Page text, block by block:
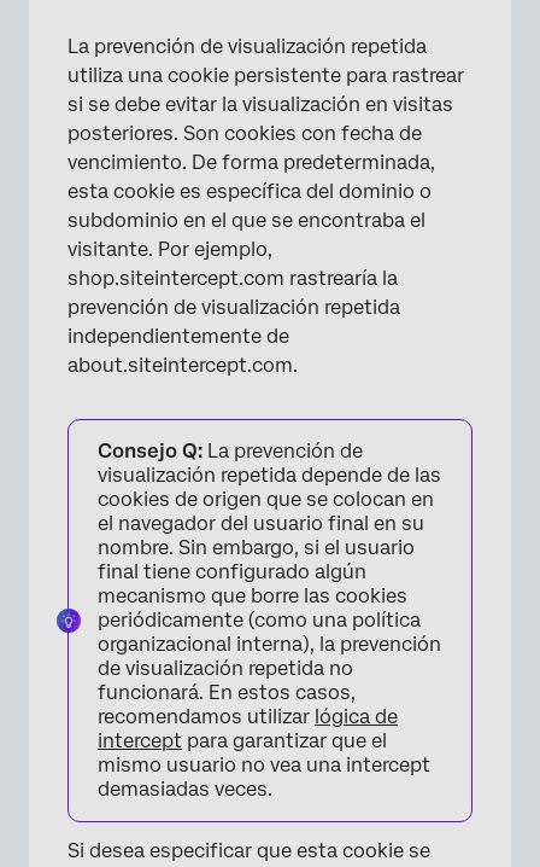
×
La prevención de visualización repetida
utiliza una cookie persistente para rastrear
si se debe evitar la visualización en visitas
posteriores. Son cookies con fecha de
vencimiento. De forma predeterminada,
esta cookie es específica del dominio o
subdominio en el que se encontraba el
visitante. Por ejemplo,
shop.siteintercept.com rastrearía la
prevención de visualización repetida
independientemente de
about.siteintercept.com.
Consejo Q: La prevención de
visualización repetida depende de las
cookies de origen que se colocan en
el navegador del usuario final en su
nombre. Sin embargo, si el usuario
final tiene configurado algún
mecanismo que borre las cookies
periódicamente (como una política
organizacional interna), la prevención
de visualización repetida no
funcionará. En estos casos,
recomendamos utilizar lógica de
intercept para garantizar que el
mismo usuario no vea una intercept
demasiadas veces.
Si desea especificar que esta cookie se